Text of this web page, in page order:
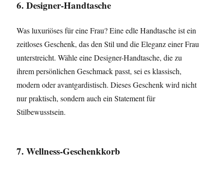
6. Designer-Handtasche
Was luxuriöses für eine Frau? Eine edle Handtasche ist ein
zeitloses Geschenk, das den Stil und die Eleganz einer Frau
unterstreicht. Wähle eine Designer-Handtasche, die zu
ihrem persönlichen Geschmack passt, sei es klassisch,
modern oder avantgardistisch. Dieses Geschenk wird nicht
nur praktisch, sondern auch ein Statement für
Stilbewusstsein.
7. Wellness-Geschenkkorb